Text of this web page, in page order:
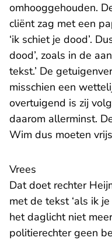
omhooggehouden.
cliënt zag met een
‘ik schiet je dood’.
dood’, zoals in de
tekst.’ De
misschien een
overtuigend is zij
daarom allerminst.
Wim dus moeten
Vrees
Dat doet rechter
met de tekst ‘als ik
het daglicht niet
politierechter geen